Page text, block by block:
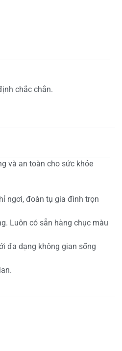
chắc chắn.
và an toàn cho sức khỏe
ngơi, đoàn tụ gia đình trọn
Luôn có sẵn hàng chục màu
đa dạng không gian sống